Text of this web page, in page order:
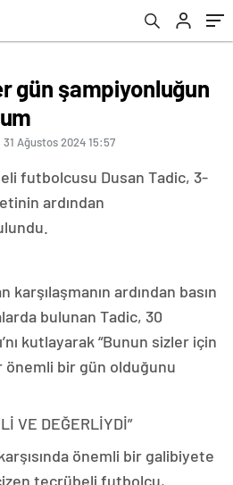
gün şampiyonluğun
31 Ağustos 2024 15:57
futbolcusu Dusan Tadic, 3-
ardından
karşılaşmanın ardından basın
bulunan Tadic, 30
kutlayarak “Bunun sizler için
önemli bir gün olduğunu
VE DEĞERLİYDİ”
önemli bir galibiyete
çizen tecrübeli futbolcu,